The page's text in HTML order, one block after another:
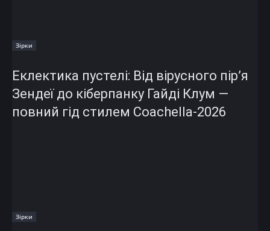
Зірки
Еклектика пустелі: Від вірусного пір’я
Зендеї до кіберпанку Гайді Клум —
повний гід стилем Coachella-2026
Зірки